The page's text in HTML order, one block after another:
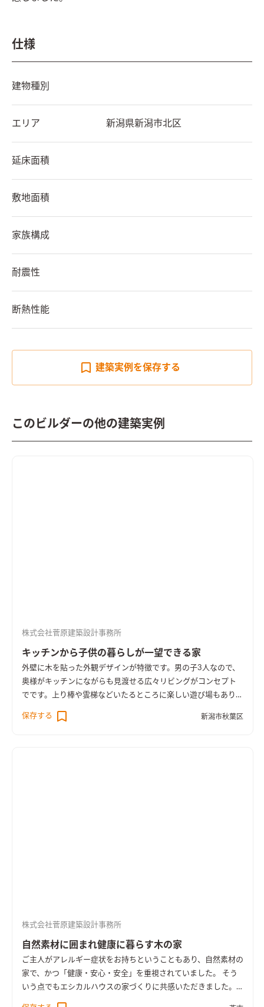
仕様
建物種別
エリア 新潟県新潟市北区
延床面積
敷地面積
家族構成
耐震性
断熱性能
建築実例を保存する
このビルダーの他の建築実例
株式会社菅原建築設計事務所
キッチンから子供の暮らしが一望できる家
外壁に木を貼った外観デザインが特徴です。男の子3人なので、
奥様がキッチンにながらも見渡せる広々リビングがコンセプト
でです。上り棒や雲梯などいたるところに楽しい遊び場もありま
保存する
新潟市秋葉区
株式会社菅原建築設計事務所
自然素材に囲まれ健康に暮らす木の家
ご主人がアレルギー症状をお持ちということもあり、自然素材の
家で、かつ「健康・安心・安全」を重視されていました。 そう
いう点でもエシカルハウスの家づくりに共感いただきました。